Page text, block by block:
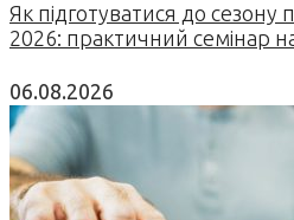
Як підготуватися до
2026: практичний семінар
06.08.2026